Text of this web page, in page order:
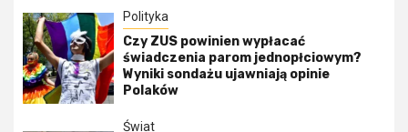
Polityka
Czy ZUS powinien wypłacać
świadczenia parom jednopłciowym?
Wyniki sondażu ujawniają opinie
Polaków
Świat